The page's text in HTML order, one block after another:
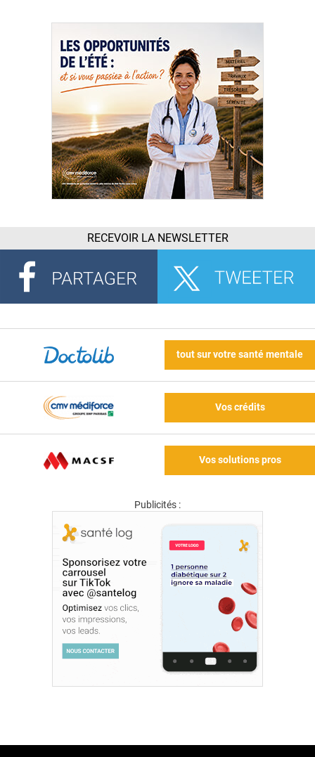
RECEVOIR LA NEWSLETTER
tout sur votre santé mentale
Vos crédits
Vos solutions pros
Publicités :